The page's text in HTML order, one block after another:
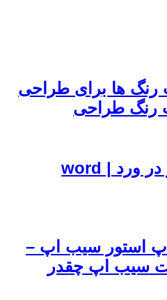
رنگ ها برای طراحی
رنگ طراحی
نحوه قرار دادن لوگو در ورد | word
استور سیب اپ –
سیب اپ چقدر